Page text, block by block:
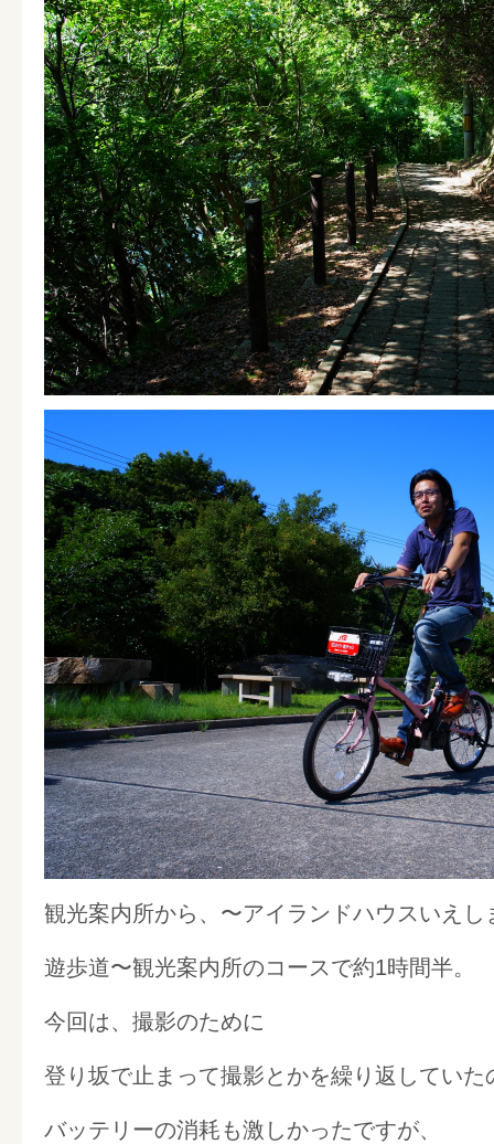
観光案内所から、〜アイランドハウスいえ
遊歩道〜観光案内所のコースで約1時間半。
今回は、撮影のために
登り坂で止まって撮影とかを繰り返していた
バッテリーの消耗も激しかったですが、